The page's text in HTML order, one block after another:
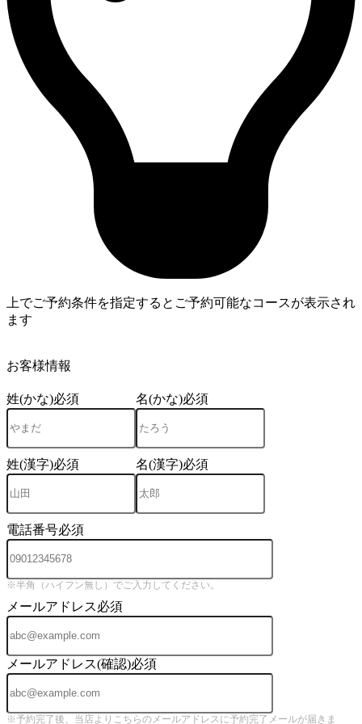
上でご予約条件を指定するとご予約可能なコースが表示され
ます
お客様情報
姓(かな)必須 名(かな)必須
姓(漢字)必須 名(漢字)必須
電話番号必須
※半角（ハイフン無し）でご入力してください。
メールアドレス必須
メールアドレス(確認)必須
※予約完了後、当店よりこちらのメールアドレスに予約完了メールが届きま